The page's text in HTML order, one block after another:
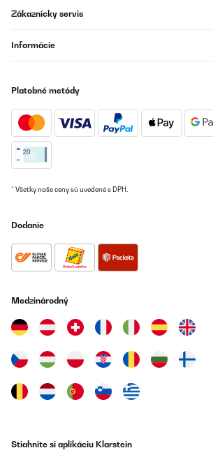
Zákaznícky servis
Informácie
Platobné metódy
* Všetky naše ceny sú uvedené s DPH.
Dodanie
Medzinárodný
Stiahnite si aplikáciu Klarstein